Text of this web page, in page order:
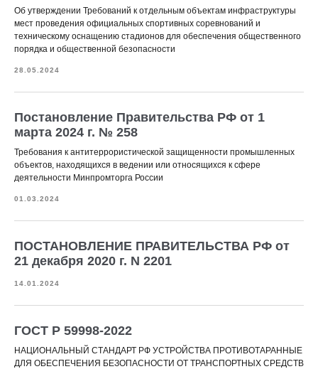
Об утверждении Требований к отдельным объектам инфраструктуры
мест проведения официальных спортивных соревнований и
техническому оснащению стадионов для обеспечения общественного
порядка и общественной безопасности
28.05.2024
Постановление Правительства РФ от 1
марта 2024 г. № 258
Требования к антитеррористической защищенности промышленных
объектов, находящихся в ведении или относящихся к сфере
деятельности Минпромторга России
01.03.2024
ПОСТАНОВЛЕНИЕ ПРАВИТЕЛЬСТВА РФ от
21 декабря 2020 г. N 2201
14.01.2024
ГОСТ Р 59998-2022
НАЦИОНАЛЬНЫЙ СТАНДАРТ РФ УСТРОЙСТВА ПРОТИВОТАРАННЫЕ
ДЛЯ ОБЕСПЕЧЕНИЯ БЕЗОПАСНОСТИ ОТ ТРАНСПОРТНЫХ СРЕДСТВ